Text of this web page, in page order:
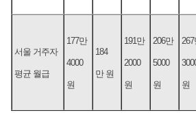
서울 거주자
평균 월급
177만
4000
원
184
만 원
191만
2000
원
206만
5000
원 원